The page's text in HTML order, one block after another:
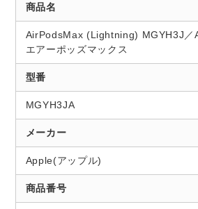
商品名
AirPodsMax (Lightning) MGYH3J／
エアーポッズマックス
型番
MGYH3JA
メーカー
Apple(アップル)
商品番号